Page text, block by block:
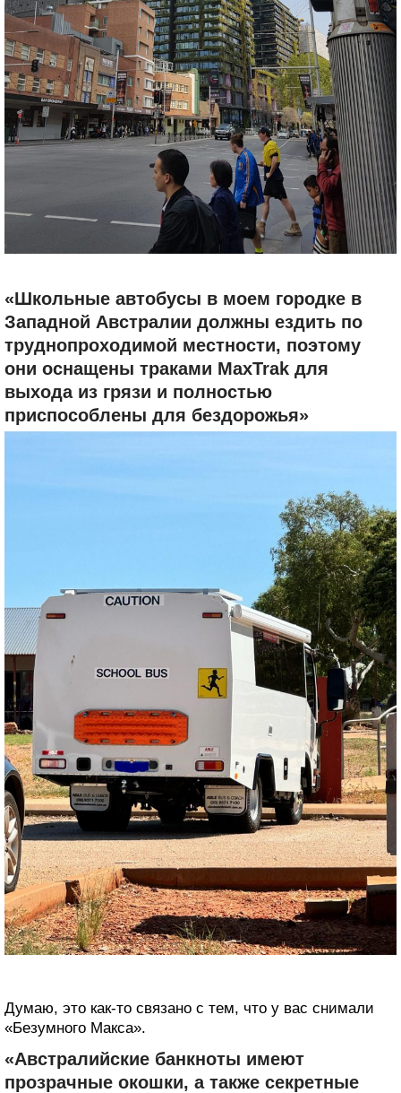
«Школьные автобусы в моем городке в
Западной Австралии должны ездить по
труднопроходимой местности, поэтому
они оснащены траками MaxTrak для
выхода из грязи и полностью
приспособлены для бездорожья»
Думаю, это как-то связано с тем, что у вас снимали
«Безумного Макса».
«Австралийские банкноты имеют
прозрачные окошки, а также секретные